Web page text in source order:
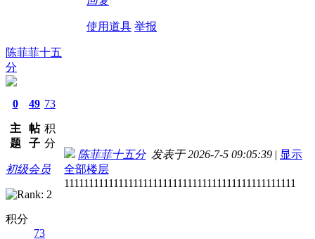
使用道具 举报
陈菲菲十五
分
0
主
题
49
帖
子
73
积
分
初级会员
积分
73
陈菲菲十五分发表于 2026-7-5 09:05:39 | 显示
全部楼层
11111111111111111111111111111111111111111111111